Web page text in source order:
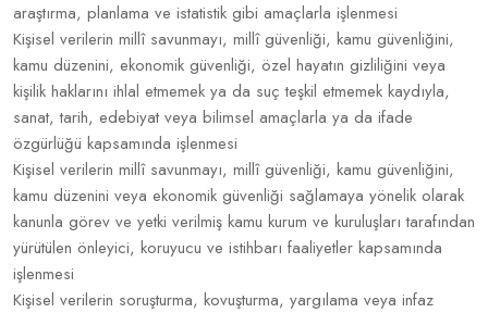
araştırma, planlama ve istatistik gibi amaçlarla işlenmesi
Kişisel verilerin millî savunmayı, millî güvenliği, kamu güvenliğini,
kamu düzenini, ekonomik güvenliği, özel hayatın gizliliğini veya
kişilik haklarını ihlal etmemek ya da suç teşkil etmemek kaydıyla,
sanat, tarih, edebiyat veya bilimsel amaçlarla ya da ifade
özgürlüğü kapsamında işlenmesi
Kişisel verilerin millî savunmayı, millî güvenliği, kamu güvenliğini,
kamu düzenini veya ekonomik güvenliği sağlamaya yönelik olarak
kanunla görev ve yetki verilmiş kamu kurum ve kuruluşları tarafından
yürütülen önleyici, koruyucu ve istihbarı faaliyetler kapsamında
işlenmesi
Kişisel verilerin soruşturma, kovuşturma, yargılama veya infaz